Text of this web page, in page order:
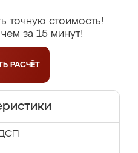
точную стоимость!
за 15 минут!
РАСЧЁТ